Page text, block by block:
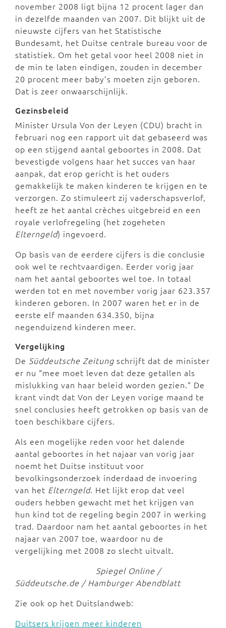
november 2008 ligt bijna 12 procent lager dan
in dezelfde maanden van 2007. Dit blijkt uit de
nieuwste cijfers van het Statistische
Bundesamt, het Duitse centrale bureau voor de
statistiek. Om het getal voor heel 2008 niet in
de min te laten eindigen, zouden in december
20 procent meer baby’s moeten zijn geboren.
Dat is zeer onwaarschijnlijk.
Gezinsbeleid
Minister Ursula Von der Leyen (CDU) bracht in
februari nog een rapport uit dat gebaseerd was
op een stijgend aantal geboortes in 2008. Dat
bevestigde volgens haar het succes van haar
aanpak, dat erop gericht is het ouders
gemakkelijk te maken kinderen te krijgen en te
verzorgen. Zo stimuleert zij vaderschapsverlof,
heeft ze het aantal crèches uitgebreid en een
royale verlofregeling (het zogeheten
Elterngeld) ingevoerd.
Op basis van de eerdere cijfers is die conclusie
ook wel te rechtvaardigen. Eerder vorig jaar
nam het aantal geboortes wel toe. In totaal
werden tot en met november vorig jaar 623.357
kinderen geboren. In 2007 waren het er in de
eerste elf maanden 634.350, bijna
negenduizend kinderen meer.
Vergelijking
De Süddeutsche Zeitung schrijft dat de minister
er nu “mee moet leven dat deze getallen als
mislukking van haar beleid worden gezien.” De
krant vindt dat Von der Leyen vorige maand te
snel conclusies heeft getrokken op basis van de
toen beschikbare cijfers.
Als een mogelijke reden voor het dalende
aantal geboortes in het najaar van vorig jaar
noemt het Duitse instituut voor
bevolkingsonderzoek inderdaad de invoering
van het Elterngeld. Het lijkt erop dat veel
ouders hebben gewacht met het krijgen van
hun kind tot de regeling begin 2007 in werking
trad. Daardoor nam het aantal geboortes in het
najaar van 2007 toe, waardoor nu de
vergelijking met 2008 zo slecht uitvalt.
Spiegel Online /
Süddeutsche.de / Hamburger Abendblatt
Zie ook op het Duitslandweb:
Duitsers krijgen meer kinderen